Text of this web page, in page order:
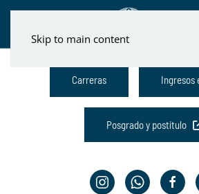
Skip to main content
Carreras Ingresos
Posgrado y postítulo